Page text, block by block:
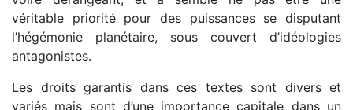
véritable priorité pour des puissances se disputant
l’hégémonie planétaire, sous couvert d’idéologies
antagonistes.
Les droits garantis dans ces textes sont divers et
variés mais sont d’une importance capitale dans un